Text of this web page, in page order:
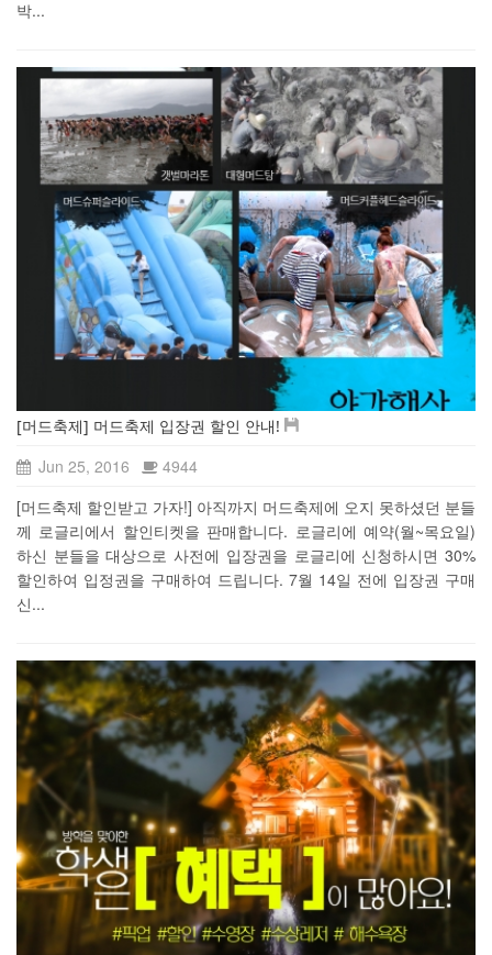
박...
[머드축제] 머드축제 입장권 할인 안내!
Jun 25, 2016
4944
[머드축제 할인받고 가자!] 아직까지 머드축제에 오지 못하셨던 분들
께 로글리에서 할인티켓을 판매합니다. 로글리에 예약(월~목요일)
하신 분들을 대상으로 사전에 입장권을 로글리에 신청하시면 30%
할인하여 입정권을 구매하여 드립니다. 7월 14일 전에 입장권 구매
신...